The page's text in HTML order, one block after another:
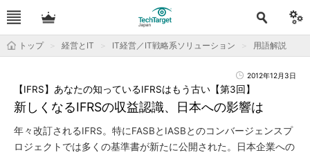
トップ 経営とIT IT経営／IT戦略系ソリューション 用語解説
2012年12月3日
新しくなるIFRSの収益認識、日本への影響は
【IFRS】あなたの知っているIFRSはもう古い【第3回】
年々改訂されるIFRS。特にFASBとIASBとのコンバージェンスプ
ロジェクトでは多くの基準書が新たに公開された。日本企業への